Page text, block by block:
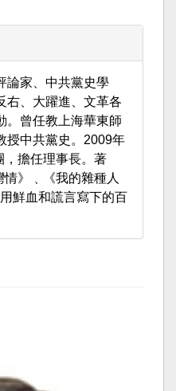
論家、中共黨史學
右、大躍進、文革各
。曾任教上海華東師
授中共黨史。2009年
，擔任理事長。著
》﹑《我的雜種人
鮮血和謊言寫下的百